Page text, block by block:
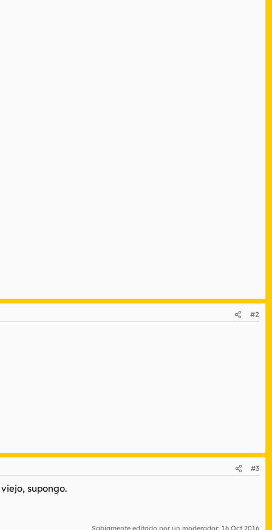
#2
#3
supongo.
Sabiamente editado por un moderador: 16 Oct 2016